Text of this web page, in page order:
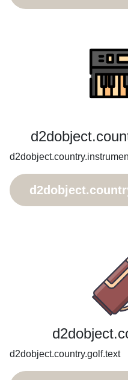
d2dobject.country.golf.text